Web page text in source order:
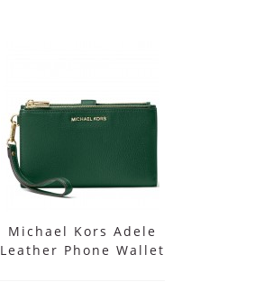
Michael Kors Adele
Leather Phone Wallet